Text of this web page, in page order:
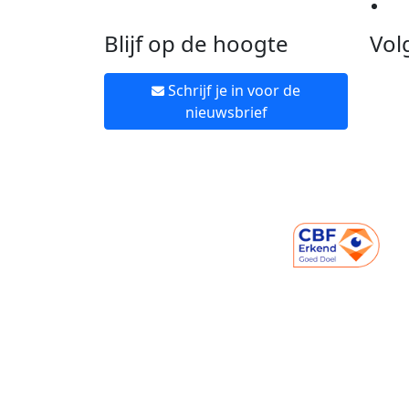
Blijf op de hoogte
Schrijf je in voor de
nieuwsbrief